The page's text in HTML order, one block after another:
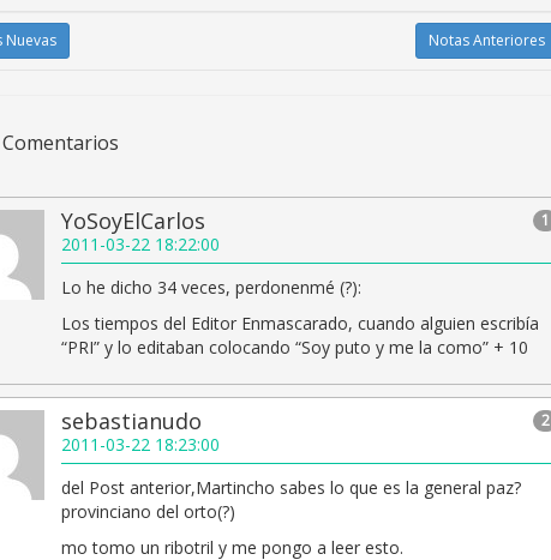
Notas Anteriores
Nuevas
Comentarios
1
YoSoyElCarlos
2011-03-22 18:22:00
Lo he dicho 34 veces, perdonenmé (?):
Los tiempos del Editor Enmascarado, cuando alguien escribía
“PRI” y lo editaban colocando “Soy puto y me la como” + 10
2
sebastianudo
2011-03-22 18:23:00
del Post anterior,Martincho sabes lo que es la general paz?
provinciano del orto(?)
mo tomo un ribotril y me pongo a leer esto.